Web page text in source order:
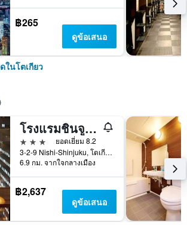
฿265
ดูข้อเสนอ
ในโตเกียว
โรงแรมชินจูกุ วอชิงตัน แอนเน็กซ์
3 ดาว
ยอดเยี่ยม 8.2
3-2-9 Nishi-Shinjuku, โตเกียว, ญี่ปุ่น
6.9 กม. จากใจกลางเมือง
฿2,637
ดูข้อเสนอ